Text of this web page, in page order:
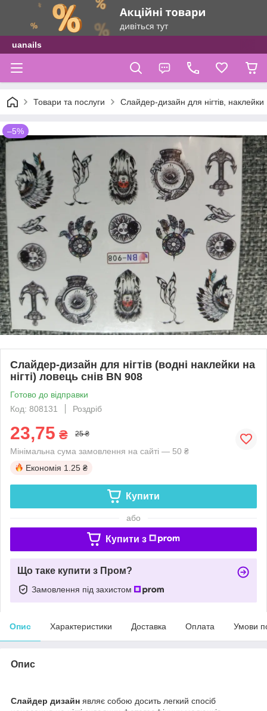
uanails
Товари та послуги Слайдер-дизайн для нігтів, наклейки
–5%
Слайдер-дизайн для нігтів (водні наклейки на
нігті) ловець снів BN 908
Готово до відправки
Код: 808131
Роздріб
23,75 ₴ 25 ₴
Мінімальна сума замовлення на сайті — 50 ₴
Економія 1.25 ₴
Купити
або
Купити з
Що таке купити з Пром?
Замовлення під захистом
Опис Характеристики Доставка Оплата Умови
Опис
Слайдер дизайн являє собою досить легкий спосіб